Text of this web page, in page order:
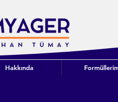
Hakkında